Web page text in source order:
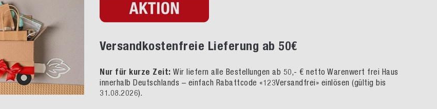
Versandkostenfreie Lieferung ab 50€
Nur für kurze Zeit: Wir liefern alle Bestellungen ab 50,- € netto Warenwert frei Haus
innerhalb Deutschlands – einfach Rabattcode «123Versandfrei» einlösen (gültig bis
31.08.2026).